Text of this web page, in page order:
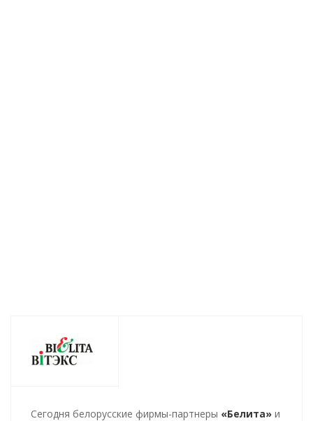
Cегодня белорусские фирмы-партнеры «Белита» и